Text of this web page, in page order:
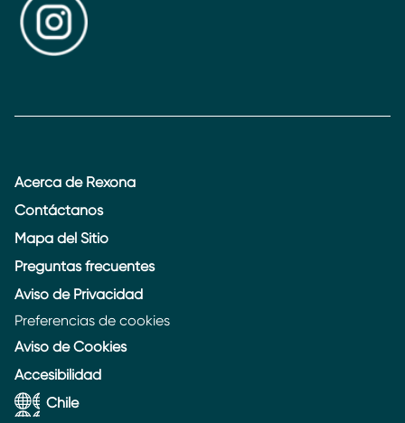
Acerca de Rexona
Contáctanos
Mapa del Sitio
Preguntas frecuentes
Aviso de Privacidad
Preferencias de cookies
Aviso de Cookies
Accesibilidad
Chile